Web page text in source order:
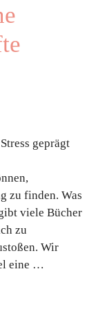
geprägt
zu finden. Was
viele Bücher
zu
Wir
eine …